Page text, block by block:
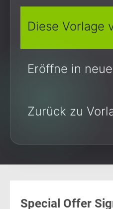
Diese Vorlage
Eröffne in
Zurück zu